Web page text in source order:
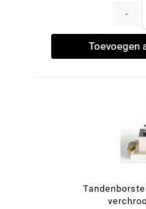
-
Toevoegen